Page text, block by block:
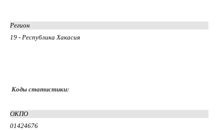
Регион
19 - Республика Хакасия
Коды статистики:
ОКПО
01424676